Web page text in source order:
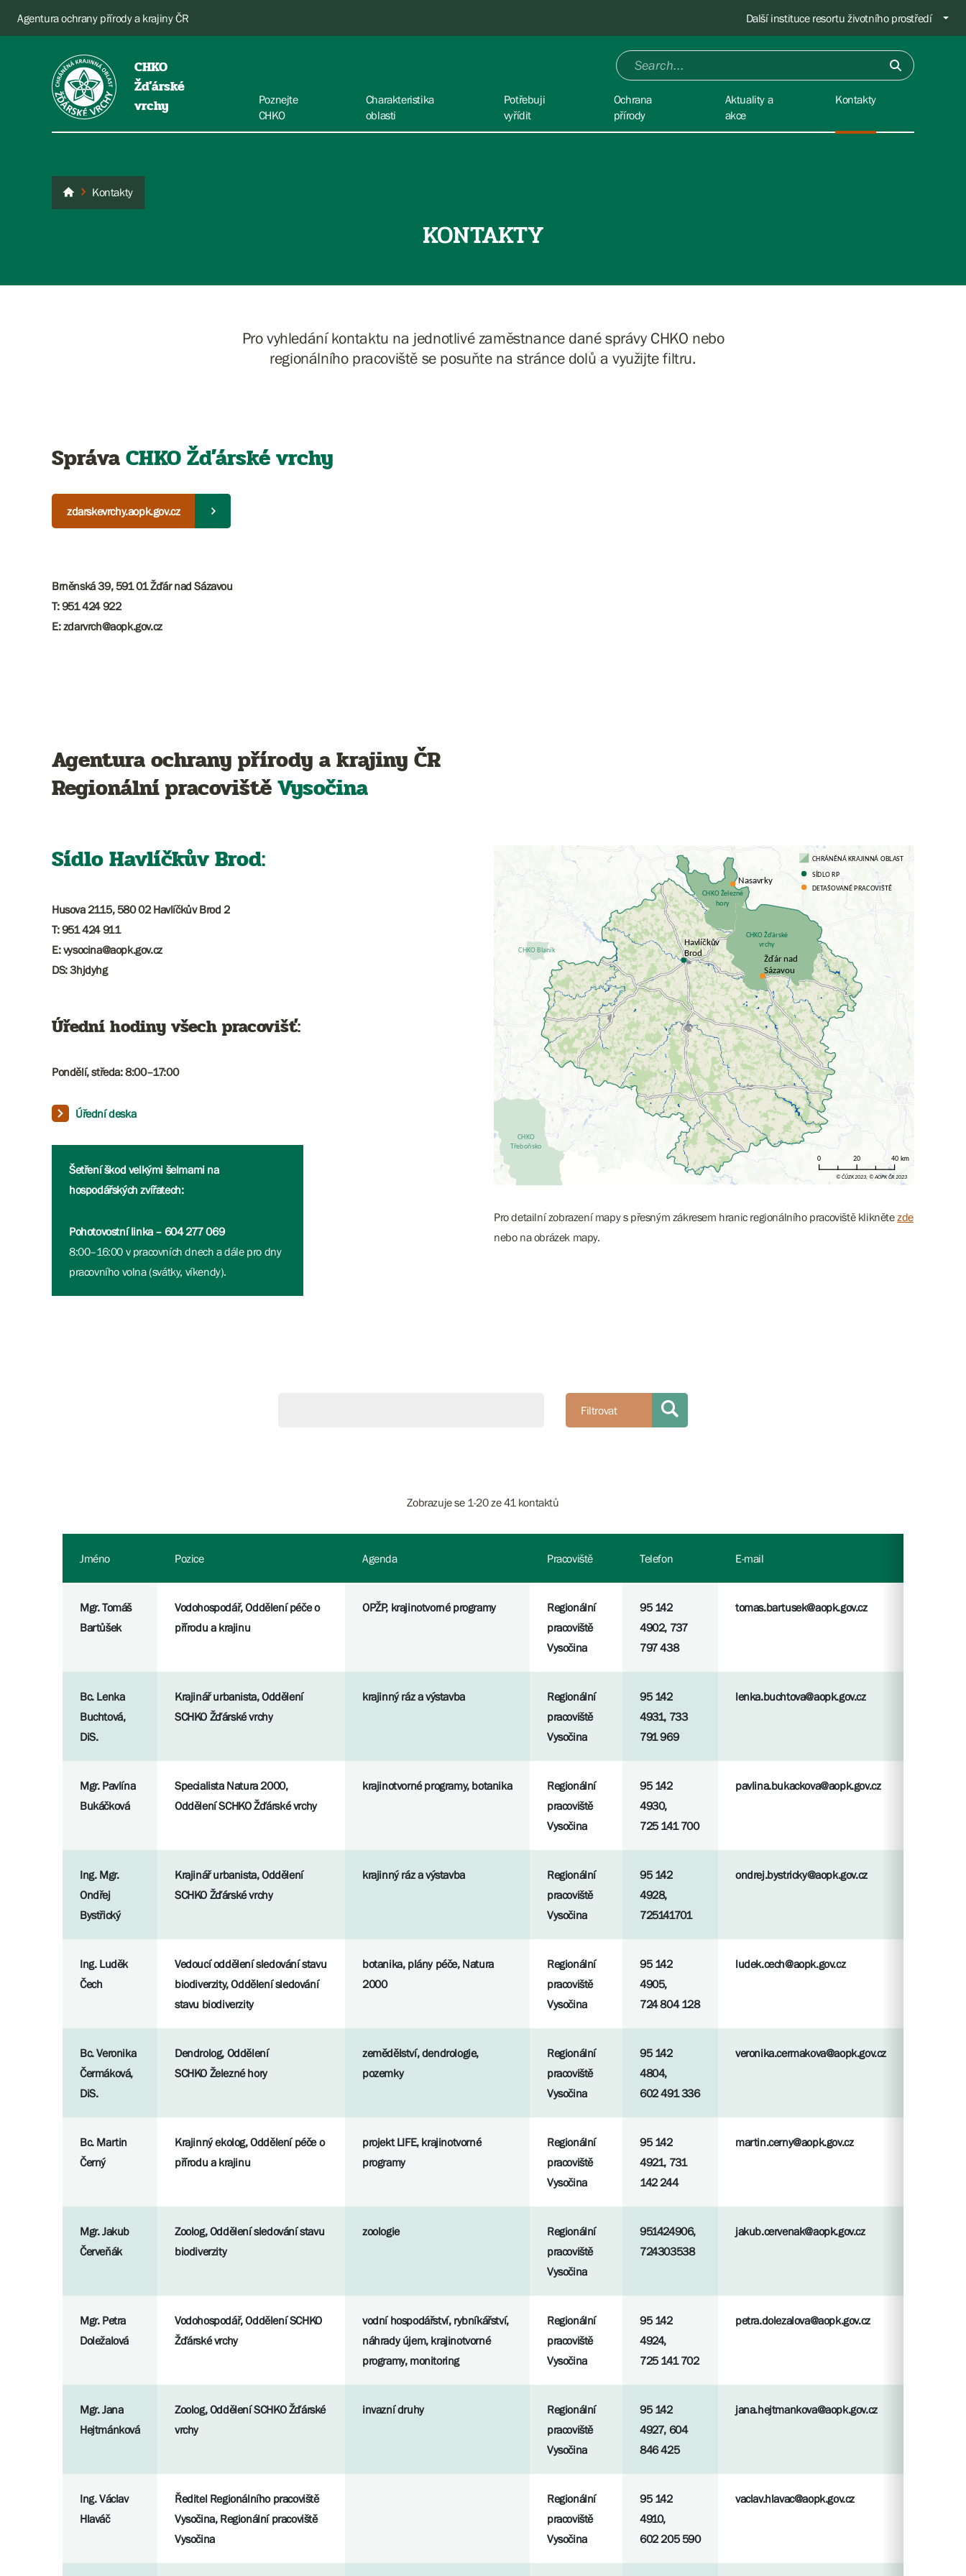
Agentura ochrany přírody a krajiny ČR Další instituce resortu životního prostředí
CHKO
Žďárské
vrchy
Poznejte
CHKO
Charakteristika
oblasti
Potřebuji
vyřídit
Ochrana
přírody
Aktuality a
akce
Kontakty
Žďárské vrchy
Kontakty
KONTAKTY
Pro vyhledání kontaktu na jednotlivé zaměstnance dané správy CHKO nebo
regionálního pracoviště se posuňte na stránce dolů a využijte filtru.
SprávaCHKO Žďárské vrchy
zdarskevrchy.aopk.gov.cz
Brněnská 39, 591 01 Žďár nad Sázavou
T: 951 424 922
E: zdarvrch@aopk.gov.cz
Agentura ochrany přírody a krajiny ČR
Regionální pracovištěVysočina
Sídlo Havlíčkův Brod:
Husova 2115, 580 02 Havlíčkův Brod 2
T: 951 424 911
E: vysocina@aopk.gov.cz
DS: 3hjdyhg
Úřední hodiny všech pracovišť:
Pondělí, středa: 8:00–17:00
Úřední deska
Šetření škod velkými šelmami na
hospodářských zvířatech:
Pohotovostní linka – 604 277 069
8:00–16:00 v pracovních dnech a dále pro dny
pracovního volna (svátky, víkendy).
Pro detailní zobrazení mapy s přesným zákresem hranic regionálního pracoviště kliknětezde
nebo na obrázek mapy.
Filtrovat
Zobrazuje se 1-20 ze 41 kontaktů
Jméno Pozice Agenda Pracoviště Telefon E-mail
Mgr. Tomáš
Bartůšek
Vodohospodář, Oddělení péče o
přírodu a krajinu
OPŽP, krajinotvorné programy
Regionální
pracoviště
Vysočina
95 142
4902, 737
797 438
tomas.bartusek@aopk.gov.cz
Bc. Lenka
Buchtová,
DiS.
Krajinář urbanista, Oddělení
SCHKO Žďárské vrchy
krajinný ráz a výstavba
Regionální
pracoviště
Vysočina
95 142
4931, 733
791 969
lenka.buchtova@aopk.gov.cz
Mgr. Pavlína
Bukáčková
Specialista Natura 2000,
Oddělení SCHKO Žďárské vrchy
krajinotvorné programy, botanika
Regionální
pracoviště
Vysočina
95 142
4930,
725 141 700
pavlina.bukackova@aopk.gov.cz
Ing. Mgr.
Ondřej
Bystřický
Krajinář urbanista, Oddělení
SCHKO Žďárské vrchy
krajinný ráz a výstavba
Regionální
pracoviště
Vysočina
95 142
4928,
725141701
ondrej.bystricky@aopk.gov.cz
Ing. Luděk
Čech
Vedoucí oddělení sledování stavu
biodiverzity, Oddělení sledování
stavu biodiverzity
botanika, plány péče, Natura
2000
Regionální
pracoviště
Vysočina
95 142
4905,
724 804 128
ludek.cech@aopk.gov.cz
Bc. Veronika
Čermáková,
DiS.
Dendrolog, Oddělení
SCHKO Železné hory
zemědělství, dendrologie,
pozemky
Regionální
pracoviště
Vysočina
95 142
4804,
602 491 336
veronika.cermakova@aopk.gov.cz
Bc. Martin
Černý
Krajinný ekolog, Oddělení péče o
přírodu a krajinu
projekt LIFE, krajinotvorné
programy
Regionální
pracoviště
Vysočina
95 142
4921, 731
142 244
martin.cerny@aopk.gov.cz
Mgr. Jakub
Červeňák
Zoolog, Oddělení sledování stavu
biodiverzity
zoologie
Regionální
pracoviště
Vysočina
951424906,
724303538
jakub.cervenak@aopk.gov.cz
Mgr. Petra
Doležalová
Vodohospodář, Oddělení SCHKO
Žďárské vrchy
vodní hospodářství, rybníkářství,
náhrady újem, krajinotvorné
programy, monitoring
Regionální
pracoviště
Vysočina
95 142
4924,
725 141 702
petra.dolezalova@aopk.gov.cz
Mgr. Jana
Hejtmánková
Zoolog, Oddělení SCHKO Žďárské
vrchy
invazní druhy
Regionální
pracoviště
Vysočina
95 142
4927, 604
846 425
jana.hejtmankova@aopk.gov.cz
Ing. Václav
Hlaváč
Ředitel Regionálního pracoviště
Vysočina, Regionální pracoviště
Vysočina
Regionální
pracoviště
Vysočina
95 142
4910,
602 205 590
vaclav.hlavac@aopk.gov.cz